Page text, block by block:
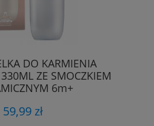
DO KARMIENIA
ZE SMOCZKIEM
6m+
59,99 zł